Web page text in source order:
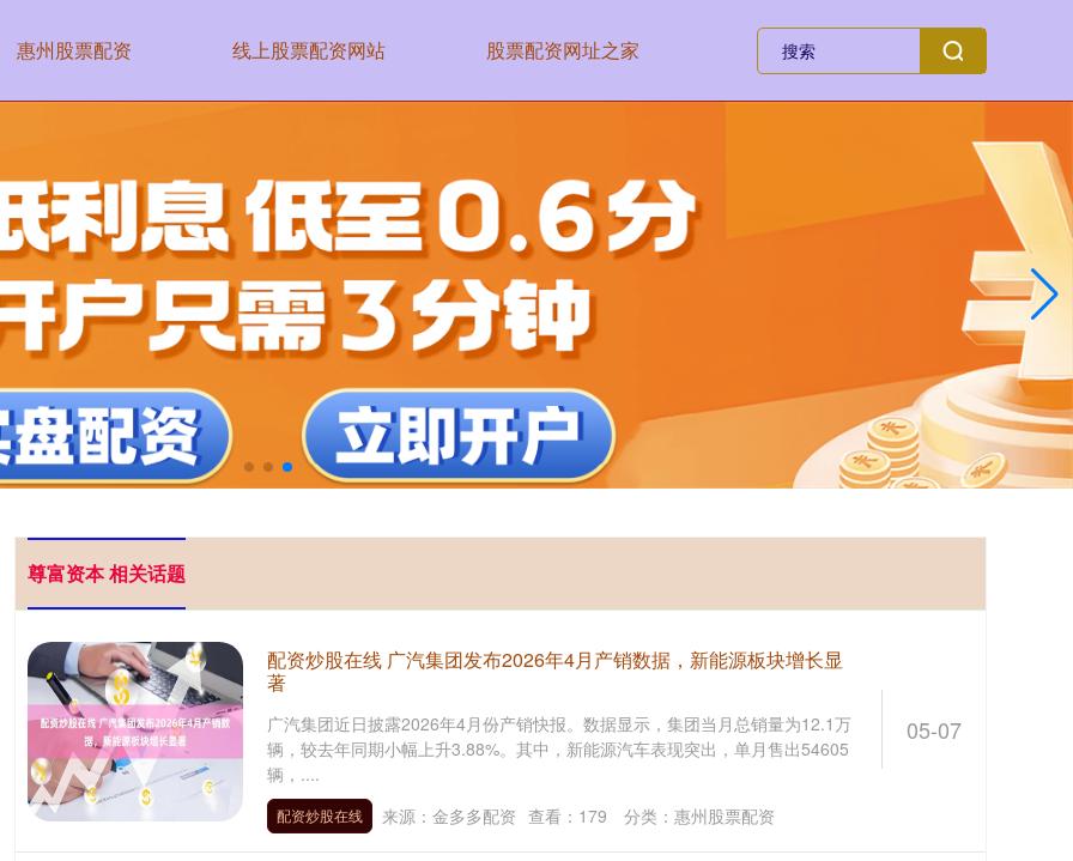
惠州股票配资 线上股票配资网站 股票配资网址之家
尊富资本 相关话题
05-07
配资炒股在线 广汽集团发布2026年4月产销数据，新能源板块增长显
著
广汽集团近日披露2026年4月份产销快报。数据显示，集团当月总销量为12.1万
辆，较去年同期小幅上升3.88%。其中，新能源汽车表现突出，单月售出54605
辆，....
配资炒股在线 来源：金多多配资 查看： 179 分类： 惠州股票配资